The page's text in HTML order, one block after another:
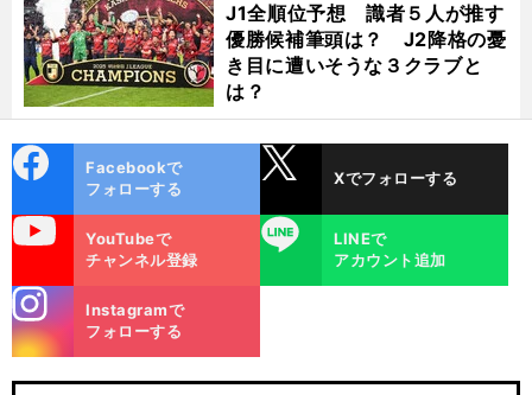
J1全順位予想 識者５人が推す
優勝候補筆頭は？ J2降格の憂
き目に遭いそうな３クラブと
は？
ok
Facebookで
フォローする
Xでフォローする
YouTubeで
チャンネル登録
LINE
LINEで
アカウント追加
m
Instagramで
フォローする